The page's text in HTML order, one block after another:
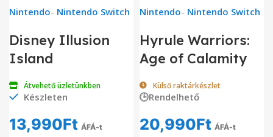
Nintendo- Nintendo Switch
Disney Illusion
Island
Átvehető üzletünkben
Készleten
13,990Ft ÁFÁ-t
Nintendo- Nintendo Switch
Hyrule Warriors:
Age of Calamity
Külső raktárkészlet
🕒Rendelhető
20,990Ft ÁFÁ-t